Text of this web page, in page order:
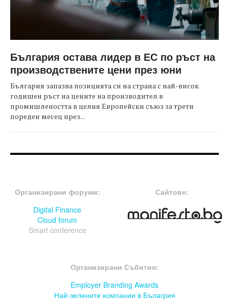
България остава лидер в ЕС по ръст на
производствените цени през юни
България запазва позицията си на страна с най-висок
годишен ръст на цените на производител в
промишлеността в целия Европейски съюз за трети
пореден месец през...
Организирани форуми:
Digital Finance
Cloud forum
Smart conference
Сайтове:
Организирани Събития:
Employer Branding Awards
Най-зелените компании в Бълагрия